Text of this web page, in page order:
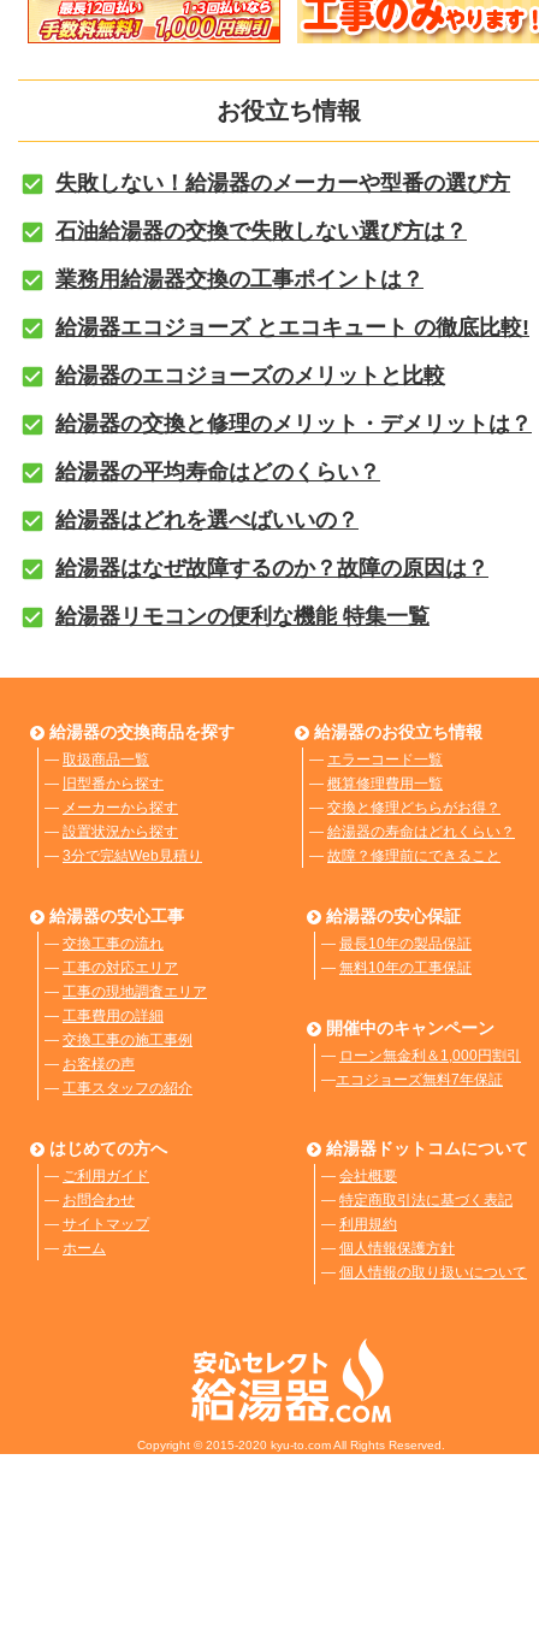
お役立ち情報
失敗しない！給湯器のメーカーや型番の選び方
石油給湯器の交換で失敗しない選び方は？
業務用給湯器交換の工事ポイントは？
給湯器エコジョーズ とエコキュート の徹底比較!
給湯器のエコジョーズのメリットと比較
給湯器の交換と修理のメリット・デメリットは？
給湯器の平均寿命はどのくらい？
給湯器はどれを選べばいいの？
給湯器はなぜ故障するのか？故障の原因は？
給湯器リモコンの便利な機能 特集一覧
給湯器の交換商品を探す
― 取扱商品一覧
― 旧型番から探す
― メーカーから探す
― 設置状況から探す
― 3分で完結Web見積り
給湯器のお役立ち情報
― エラーコード一覧
― 概算修理費用一覧
― 交換と修理どちらがお得？
― 給湯器の寿命はどれくらい？
― 故障？修理前にできること
給湯器の安心工事
― 交換工事の流れ
― 工事の対応エリア
― 工事の現地調査エリア
― 工事費用の詳細
― 交換工事の施工事例
― お客様の声
― 工事スタッフの紹介
給湯器の安心保証
― 最長10年の製品保証
― 無料10年の工事保証
開催中のキャンペーン
― ローン無金利＆1,000円割引
―エコジョーズ無料7年保証
はじめての方へ
― ご利用ガイド
― お問合わせ
― サイトマップ
― ホーム
給湯器ドットコムについて
― 会社概要
― 特定商取引法に基づく表記
― 利用規約
― 個人情報保護方針
― 個人情報の取り扱いについて
Copyright © 2015-2020 kyu-to.com All Rights Reserved.